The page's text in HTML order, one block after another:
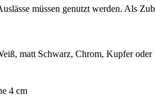
müssen genutzt werden. Als
matt Schwarz, Chrom, Kupfer oder
4 cm